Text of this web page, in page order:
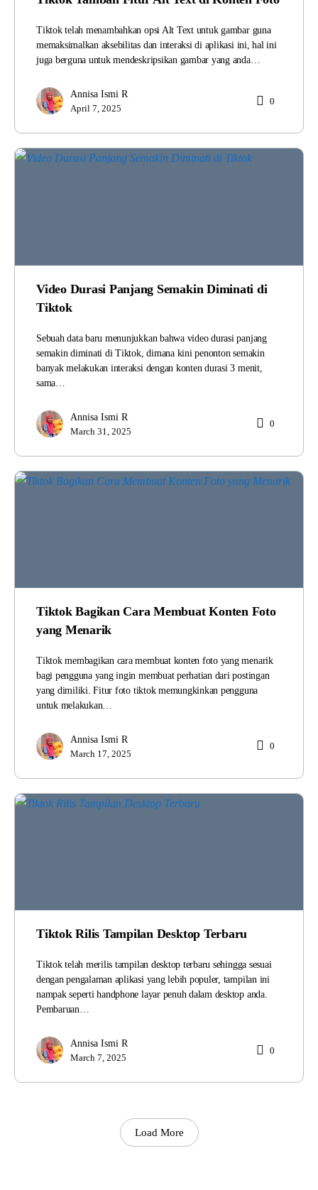
Tiktok telah menambahkan opsi Alt Text untuk gambar guna
memaksimalkan aksebilitas dan interaksi di aplikasi ini, hal ini
juga berguna untuk mendeskripsikan gambar yang anda…
Annisa Ismi R
April 7, 2025
0
Video Durasi Panjang Semakin Diminati di
Tiktok
Sebuah data baru menunjukkan bahwa video durasi panjang
semakin diminati di Tiktok, dimana kini penonton semakin
banyak melakukan interaksi dengan konten durasi 3 menit,
sama…
Annisa Ismi R
March 31, 2025
0
Tiktok Bagikan Cara Membuat Konten Foto
yang Menarik
Tiktok membagikan cara membuat konten foto yang menarik
bagi pengguna yang ingin membuat perhatian dari postingan
yang dimiliki. Fitur foto tiktok memungkinkan pengguna
untuk melakukan…
Annisa Ismi R
March 17, 2025
0
Tiktok Rilis Tampilan Desktop Terbaru
Tiktok telah merilis tampilan desktop terbaru sehingga sesuai
dengan pengalaman aplikasi yang lebih populer, tampilan ini
nampak seperti handphone layar penuh dalam desktop anda.
Pembaruan…
Annisa Ismi R
March 7, 2025
0
Load More